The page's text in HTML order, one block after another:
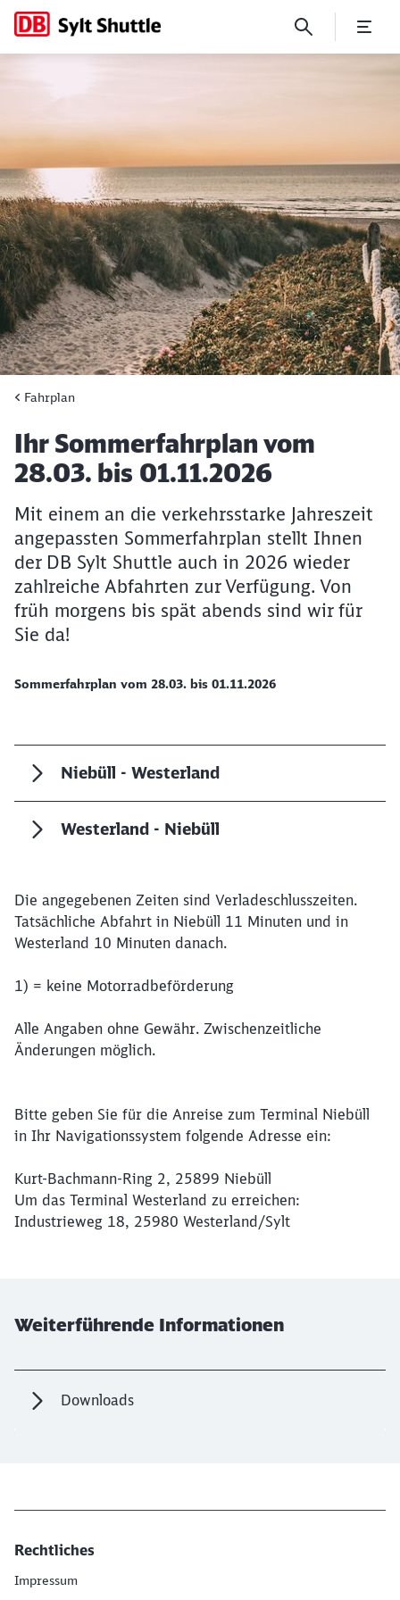
Fahrplan
Artikel:
Ihr Sommerfahrplan vom
28.03. bis 01.11.2026
Mit einem an die verkehrsstarke Jahreszeit
angepassten Sommerfahrplan stellt Ihnen
der DB Sylt Shuttle auch in 2026 wieder
zahlreiche Abfahrten zur Verfügung. Von
früh morgens bis spät abends sind wir für
Sie da!
Sommerfahrplan vom 28.03. bis 01.11.2026
Niebüll - Westerland
Westerland - Niebüll
Die angegebenen Zeiten sind Verladeschlusszeiten.
Tatsächliche Abfahrt in Niebüll 11 Minuten und in
Westerland 10 Minuten danach.
1) = keine Motorradbeförderung
Alle Angaben ohne Gewähr. Zwischenzeitliche
Änderungen möglich.
Bitte geben Sie für die Anreise zum Terminal Niebüll
in Ihr Navigationssystem folgende Adresse ein:
Kurt-Bachmann-Ring 2, 25899 Niebüll
Um das Terminal Westerland zu erreichen:
Industrieweg 18, 25980 Westerland/Sylt
Weiterführende Informationen
Downloads
Rechtliches
Impressum
werden?
Abbrechen